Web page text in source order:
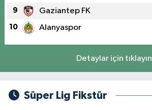
9 Gaziantep FK
10 Alanyaspor
Detaylar için tıklayın
Süper Lig Fikstür